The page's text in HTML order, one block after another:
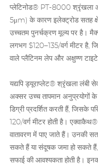
प्लेटिनोड® PT-8000 श्रृंखला
5μm) के कारण इलेक्ट्रोड सतह
उच्चतम पुनर्चक्रण मूल्य पर है।
लगभग $120–135/वर्ग मीटर है,
वाले प्लैटिनम लेप और अक्षुण्ण
यद्यपि ड्यूराप्लेट® श्रृंखला लंबी
अक्सर उच्च तापमान अनुप्रयोगों
डिग्री प्रदर्शित करती हैं, जिसके
120/वर्ग मीटर होती है।
वातावरण में पाए जाते हैं। उनकी
सकते हैं या संदूषक जमा हो सकते
सफाई की आवश्यकता होती है।